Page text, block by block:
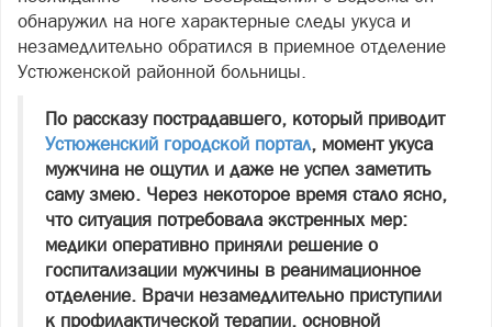
обнаружил на ноге характерные следы укуса и
незамедлительно обратился в приемное отделение
Устюженской районной больницы.
По рассказу пострадавшего, который приводит
Устюженский городской портал, момент укуса
мужчина не ощутил и даже не успел заметить
саму змею. Через некоторое время стало ясно,
что ситуация потребовала экстренных мер:
медики оперативно приняли решение о
госпитализации мужчины в реанимационное
отделение. Врачи незамедлительно приступили
к профилактической терапии, основной